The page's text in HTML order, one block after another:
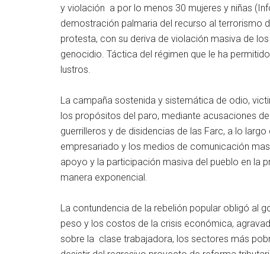
y violación a por lo menos 30 mujeres y niñas
demostración palmaria del recurso al terrorismo
protesta, con su deriva de violación masiva de
genocidio. Táctica del régimen que le ha
lustros.
La campaña sostenida y sistemática de odio,
los propósitos del paro, mediante acusaciones
guerrilleros y de disidencias de las Farc, a lo
empresariado y los medios de comunicación
apoyo y la participación masiva del pueblo en la
manera exponencial.
La contundencia de la rebelión popular obligó al
peso y los costos de la crisis económica,
sobre la clase trabajadora, los sectores más